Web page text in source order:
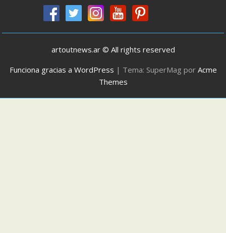
artoutnews.ar © All rights reserved
Funciona gracias a WordPress | Tema: SuperMag por Acme
Themes